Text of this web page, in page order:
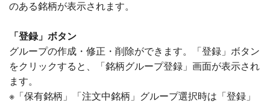
のある銘柄が表示されます。
「登録」ボタン
グループの作成・修正・削除ができます。「登録」ボタン
をクリックすると、「銘柄グループ登録」画面が表示され
ます。
※「保有銘柄」「注文中銘柄」グループ選択時は「登録」